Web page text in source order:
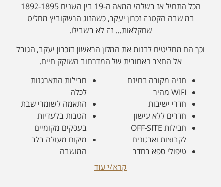
חדרי ישיבות
חדרים ללא עישון
חבילות OFF-SITE
טיפולי ספא בחדר
התאמה לשומרי שבת
הטבות בלעדיות
בעסקים מקומיים
המושבה
הטבות לאורחים שלנו